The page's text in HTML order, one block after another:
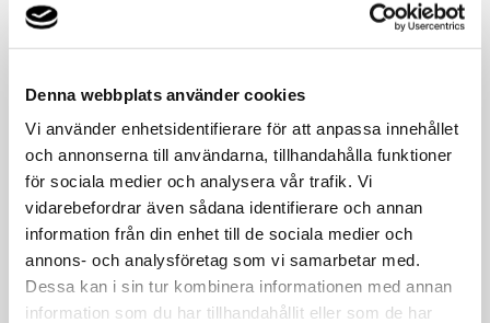
Denna webbplats använder cookies
Vi använder enhetsidentifierare för att anpassa innehållet
och annonserna till användarna, tillhandahålla funktioner
för sociala medier och analysera vår trafik. Vi
vidarebefordrar även sådana identifierare och annan
information från din enhet till de sociala medier och
annons- och analysföretag som vi samarbetar med.
Dessa kan i sin tur kombinera informationen med annan
information som du har tillhandahållit eller som de har
gäller från installationsdatum och när den har gått ut så har
du ytterligare tre kostnadsfria år med trygghetsförsäkringen
som gäller på hela produkten. Därefter kan du förlänga
försäkringen årsvis upp till totalt 18 år för en
berg-/jord-/sjövärmepump och upp till totalt 16 år för en
luft/vatten- eller luft/luft-värrmepump.